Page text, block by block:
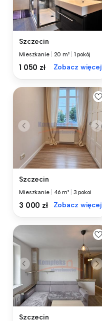
Szczecin
Mieszkanie 20 m² 1 pokój
1 050 zł Zobacz więcej
Szczecin
Mieszkanie 46 m² 3 pokoi
3 000 zł Zobacz więcej
Szczecin